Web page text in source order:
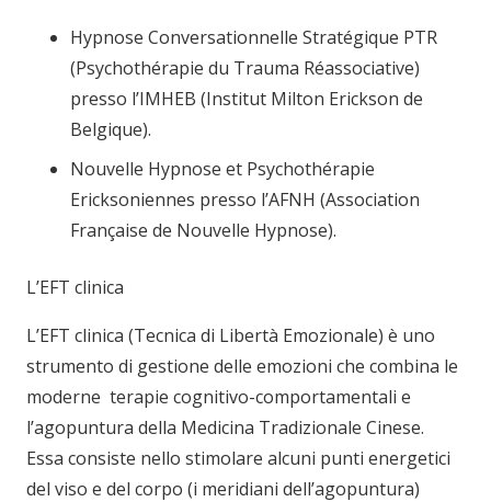
Hypnose Conversationnelle Stratégique PTR
(Psychothérapie du Trauma Réassociative)
presso l’IMHEB (Institut Milton Erickson de
Belgique).
Nouvelle Hypnose et Psychothérapie
Ericksoniennes presso l’AFNH (Association
Française de Nouvelle Hypnose).
L’EFT clinica
L’EFT clinica (Tecnica di Libertà Emozionale) è uno
strumento di gestione delle emozioni che combina le
moderne terapie cognitivo-comportamentali e
l’agopuntura della Medicina Tradizionale Cinese.
Essa consiste nello stimolare alcuni punti energetici
del viso e del corpo (i meridiani dell’agopuntura)